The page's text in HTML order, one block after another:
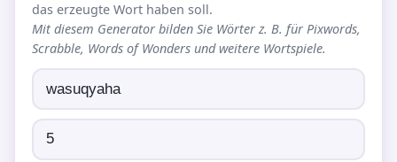
das erzeugte Wort haben soll.
Mit diesem Generator bilden Sie Wörter z. B. für Pixwords,
Scrabble, Words of Wonders und weitere Wortspiele.